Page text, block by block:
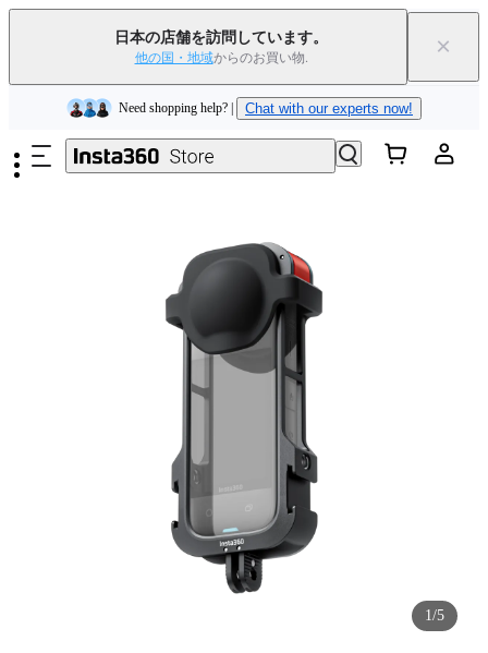
日本の店舗を訪問しています。
他の国・地域からのお買い物. ×
メインコンテンツへスキップ
下取りで旧デバイスを出すと、新規購入でキャッシュバックまたはクー
Need shopping help? | Chat with our experts now!
Insta360 Luna Ultra｜ ｜送料無料
1/5